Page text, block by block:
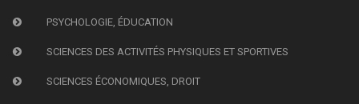
PSYCHOLOGIE, ÉDUCATION
SCIENCES DES ACTIVITÉS PHYSIQUES ET SPORTIVES
SCIENCES ÉCONOMIQUES, DROIT